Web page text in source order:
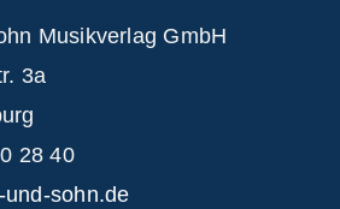
Musikverlag GmbH
3a
28 40
sohn.de